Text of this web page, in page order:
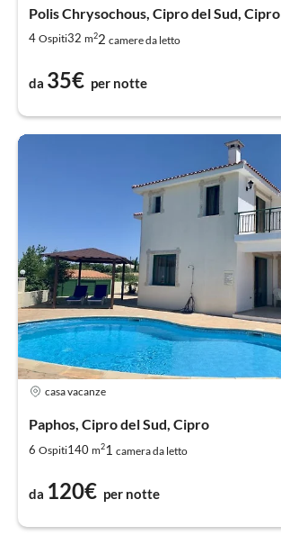
Polis Chrysochous, Cipro del Sud, Cipro
4 Ospiti32 m22 camere da letto
da 35€ per notte
casa vacanze
Paphos, Cipro del Sud, Cipro
6 Ospiti140 m21 camera da letto
da 120€ per notte